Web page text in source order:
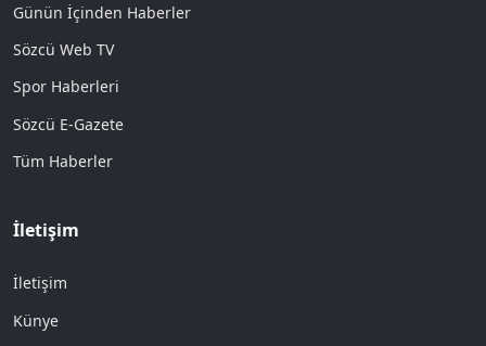
Günün İçinden Haberler
Sözcü Web TV
Spor Haberleri
Sözcü E-Gazete
Tüm Haberler
İletişim
İletişim
Künye